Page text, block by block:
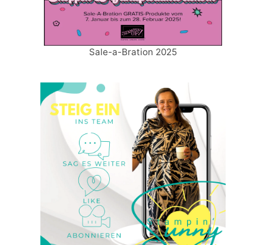
Sale-a-Bration 2025